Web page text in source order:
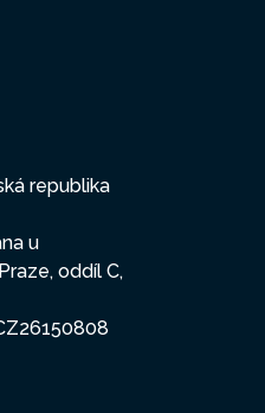
republika
u
oddíl C,